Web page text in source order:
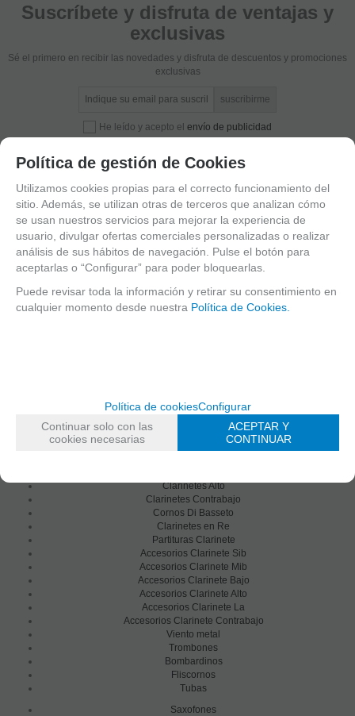
Suscríbete y disfruta de ventajas y
exclusivas
Sé el primero en recibir las novedades y disfruta de descuentos y promociones
exclusivas
He leído y acepto el envío de publicidad
C/ Maria Llacer 8 Bajo - 46007 Valencia
Clarinetes
Clarinetes Sib
Clarinetes En La
Clarinetes Alto
Clarinetes Contrabajo
Cornos Di Basseto
Clarinetes en Re
Partituras Clarinete
Accesorios Clarinete Sib
Accesorios Clarinete Mib
Accesorios Clarinete Bajo
Accesorios Clarinete Alto
Accesorios Clarinete La
Accesorios Clarinete Contrabajo
Viento metal
Trombones
Bombardinos
Fliscornos
Tubas
Saxofones
Política de gestión de Cookies
Utilizamos cookies propias para el correcto funcionamiento del
sitio. Además, se utilizan otras de terceros que analizan cómo
se usan nuestros servicios para mejorar la experiencia de
usuario, divulgar ofertas comerciales personalizadas o realizar
análisis de sus hábitos de navegación. Pulse el botón para
aceptarlas o “Configurar” para poder bloquearlas.
Puede revisar toda la información y retirar su consentimiento en
cualquier momento desde nuestra Política de Cookies.
Política de cookiesConfigurar
Continuar solo con las
cookies necesarias
ACEPTAR Y
CONTINUAR